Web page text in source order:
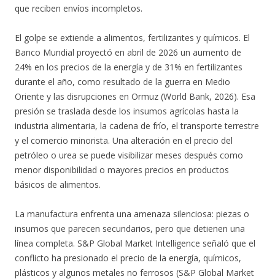
que reciben envíos incompletos.
El golpe se extiende a alimentos, fertilizantes y químicos. El
Banco Mundial proyectó en abril de 2026 un aumento de
24% en los precios de la energía y de 31% en fertilizantes
durante el año, como resultado de la guerra en Medio
Oriente y las disrupciones en Ormuz (World Bank, 2026). Esa
presión se traslada desde los insumos agrícolas hasta la
industria alimentaria, la cadena de frío, el transporte terrestre
y el comercio minorista. Una alteración en el precio del
petróleo o urea se puede visibilizar meses después como
menor disponibilidad o mayores precios en productos
básicos de alimentos.
La manufactura enfrenta una amenaza silenciosa: piezas o
insumos que parecen secundarios, pero que detienen una
línea completa. S&P Global Market Intelligence señaló que el
conflicto ha presionado el precio de la energía, químicos,
plásticos y algunos metales no ferrosos (S&P Global Market